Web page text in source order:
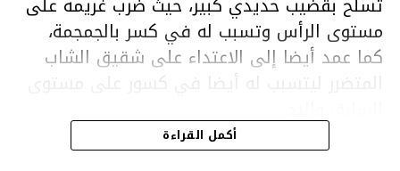
مستوى الرأس وتسبب له في كسر بالجمجمة،
كما عمد أيضا إلى الاعتداء على شقيق الشاب
المتضرر ليتسبب له أيضا في كسور على مستوى
هذا وقد تمكن أعوان مركز الأمن الوطني بحي
هلال في توقيت قياسي من محاصرة المشتبه به
أكمل القراءة